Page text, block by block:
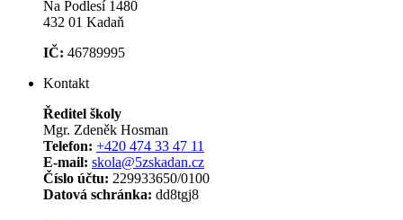
Na Podlesí 1480
432 01 Kadaň
IČ: 46789995
Kontakt
Ředitel školy
Mgr. Zdeněk Hosman
Telefon: +420 474 33 47 11
E-mail: skola@5zskadan.cz
Číslo účtu: 229933650/0100
Datová schránka: dd8tgj8